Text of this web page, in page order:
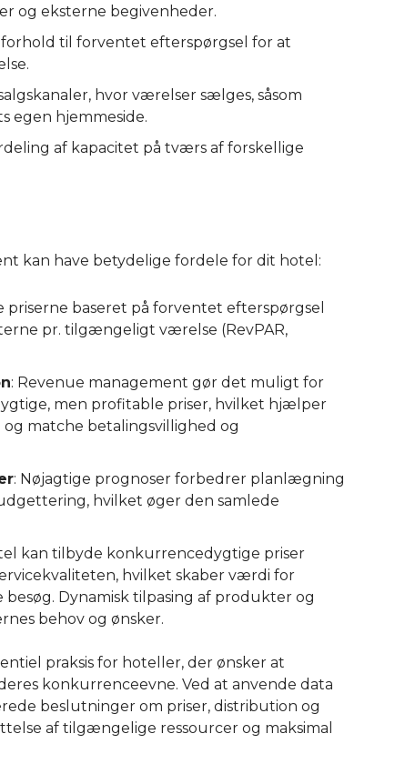
og eksterne begivenheder.
forhold til forventet efterspørgsel for at
hvor værelser sælges, såsom
egen hjemmeside.
af kapacitet på tværs af forskellige
kan have betydelige fordele for dit hotel:
priserne baseret på forventet efterspørgsel
pr. tilgængeligt værelse (RevPAR,
: Revenue management gør det muligt for
men profitable priser, hvilket hjælper
matche betalingsvillighed og
: Nøjagtige prognoser forbedrer planlægning
hvilket øger den samlede
kan tilbyde konkurrencedygtige priser
hvilket skaber værdi for
Dynamisk tilpasing af produkter og
behov og ønsker.
praksis for hoteller, der ønsker at
konkurrenceevne. Ved at anvende data
beslutninger om priser, distribution og
af tilgængelige ressourcer og maksimal